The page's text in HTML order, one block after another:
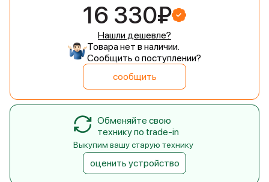
16 330₽
Нашли дешевле?
Товара нет в наличии.
Сообщить о поступлении?
сообщить
Обменяйте свою
технику по trade-in
Выкупим вашу старую технику
оценить устройство